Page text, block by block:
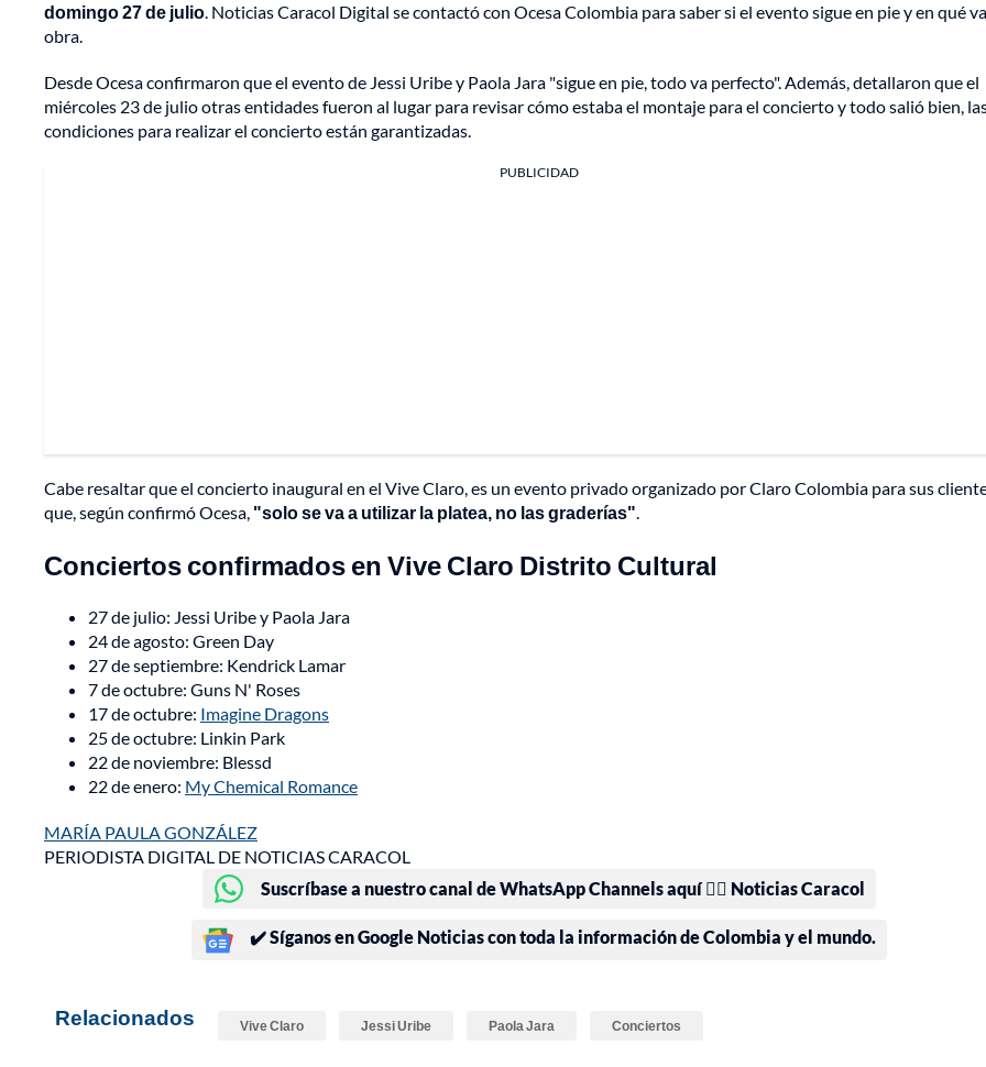
domingo 27 de julio. Noticias Caracol Digital se contactó con Ocesa Colombia para saber si el evento sigue en pie y en qué
obra.
Desde Ocesa confirmaron que el evento de Jessi Uribe y Paola Jara "sigue en pie, todo va perfecto". Además, detallaron que el
miércoles 23 de julio otras entidades fueron al lugar para revisar cómo estaba el montaje para el concierto y todo salió bien,
condiciones para realizar el concierto están garantizadas.
PUBLICIDAD
Cabe resaltar que el concierto inaugural en el Vive Claro, es un evento privado organizado por Claro Colombia para sus
que, según confirmó Ocesa, "solo se va a utilizar la platea, no las graderías".
Conciertos confirmados en Vive Claro Distrito Cultural
27 de julio: Jessi Uribe y Paola Jara
24 de agosto: Green Day
27 de septiembre: Kendrick Lamar
7 de octubre: Guns N' Roses
17 de octubre: Imagine Dragons
25 de octubre: Linkin Park
22 de noviembre: Blessd
22 de enero: My Chemical Romance
MARÍA PAULA GONZÁLEZ
PERIODISTA DIGITAL DE NOTICIAS CARACOL
Suscríbase a nuestro canal de WhatsApp Channels aquí 👉🏻 Noticias Caracol
✔️ Síganos en Google Noticias con toda la información de Colombia y el mundo.
Relacionados Vive Claro Jessi Uribe Paola Jara Conciertos